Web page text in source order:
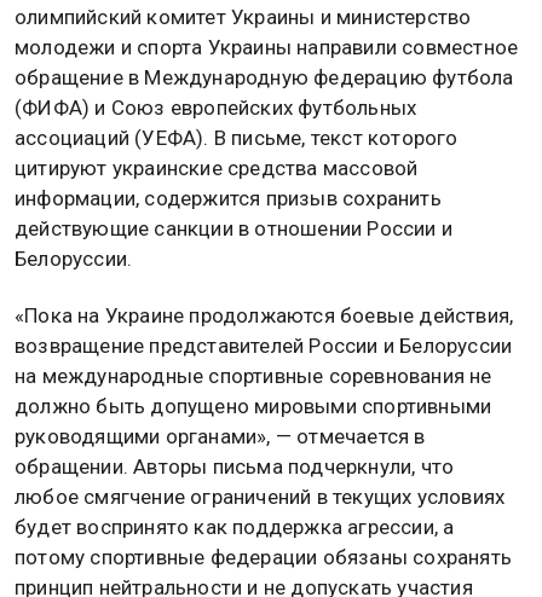
олимпийский комитет Украины и министерство
молодежи и спорта Украины направили совместное
обращение в Международную федерацию футбола
(ФИФА) и Союз европейских футбольных
ассоциаций (УЕФА). В письме, текст которого
цитируют украинские средства массовой
информации, содержится призыв сохранить
действующие санкции в отношении России и
Белоруссии.
«Пока на Украине продолжаются боевые действия,
возвращение представителей России и Белоруссии
на международные спортивные соревнования не
должно быть допущено мировыми спортивными
руководящими органами», — отмечается в
обращении. Авторы письма подчеркнули, что
любое смягчение ограничений в текущих условиях
будет воспринято как поддержка агрессии, а
потому спортивные федерации обязаны сохранять
принцип нейтральности и не допускать участия